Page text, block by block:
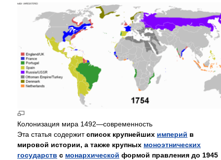
Колонизация мира 1492—современность
Эта статья содержитсписок крупнейших империй в
мировой истории, а также крупных моноэтнических
государств с монархической формой правления до 1945